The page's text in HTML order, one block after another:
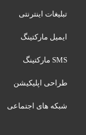
تبلیغات اینترنتی
ایمیل مارکتینگ
SMS مارکتینگ
طراحی اپلیکیشن
شبکه های اجتماعی